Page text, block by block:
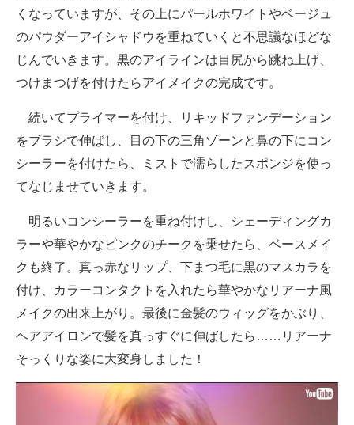
くなっていますが、その上にパールホワイトやベージュ
のパウダーアイシャドウを重ねていくと不思議なほどな
じんでいきます。黒のアイラインは目尻から跳ね上げ、
つけまつげを付けたらアイメイクの完成です。
続いてプライマーを付け、リキッドファンデーション
をブラシで伸ばし、目の下の三角ゾーンと鼻の下にコン
シーラーを付けたら、ミストで濡らしたスポンジを使っ
てなじませていきます。
明るいコンシーラーを重ね付けし、シェーディングカ
ラーや華やかなピンクのチークを乗せたら、ベースメイ
クも終了。真っ赤なリップ、下まつ毛に黒のマスカラを
付け、カラーコンタクトを入れたら華やかなリアーナ風
メイクの出来上がり。最後に金髪のウィッグをかぶり、
ヘアアイロンで髪を真っすぐに伸ばしたら……リアーナ
そっくりな姿に大変身しました！